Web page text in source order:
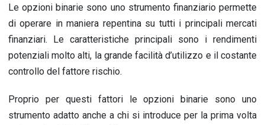
Le opzioni binarie sono uno strumento finanziario permette
di operare in maniera repentina su tutti i principali mercati
finanziari. Le caratteristiche principali sono i rendimenti
potenziali molto alti, la grande facilità d’utilizzo e il costante
controllo del fattore rischio.
Proprio per questi fattori le opzioni binarie sono uno
strumento adatto anche a chi si introduce per la prima volta